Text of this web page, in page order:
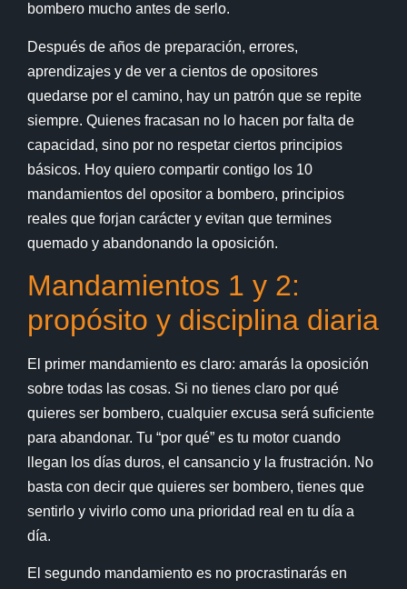
bombero mucho antes de serlo.
Después de años de preparación, errores,
aprendizajes y de ver a cientos de opositores
quedarse por el camino, hay un patrón que se repite
siempre. Quienes fracasan no lo hacen por falta de
capacidad, sino por no respetar ciertos principios
básicos. Hoy quiero compartir contigo los 10
mandamientos del opositor a bombero, principios
reales que forjan carácter y evitan que termines
quemado y abandonando la oposición.
Mandamientos 1 y 2:
propósito y disciplina diaria
El primer mandamiento es claro: amarás la oposición
sobre todas las cosas. Si no tienes claro por qué
quieres ser bombero, cualquier excusa será suficiente
para abandonar. Tu “por qué” es tu motor cuando
llegan los días duros, el cansancio y la frustración. No
basta con decir que quieres ser bombero, tienes que
sentirlo y vivirlo como una prioridad real en tu día a
día.
El segundo mandamiento es no procrastinarás en